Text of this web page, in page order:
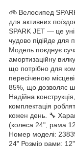
🚲 Велосипед
для активних
SPARK JET — це
чудово підійде для
Модель поєднує
амортизаційну
що потрібно для
пересіченою
85%, що дозволяє
Надійна
комплектація
кожен день. 🔧
(колеса 24", рама
Номер моделі:
24" Розмір рами: